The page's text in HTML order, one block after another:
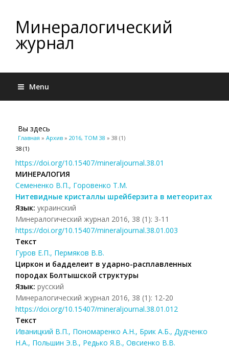
Минералогический
журнал
Menu
Вы здесь
Главная » Архив » 2016, ТОМ 38 » 38 (1)
38 (1)
https://doi.org/10.15407/mineraljournal.38.01
МИНЕРАЛОГИЯ
Семененко В.П., Горовенко Т.М.
Нитевидные кристаллы шрейберзита в метеоритах
Язык: украинский
Минералогический журнал 2016, 38 (1): 3-11
https://doi.org/10.15407/mineraljournal.38.01.003
Текст
Гуров Е.П., Пермяков В.В.
Циркон и бадделеит в ударно-расплавленных
породах Болтышской структуры
Язык: русский
Минералогический журнал 2016, 38 (1): 12-20
https://doi.org/10.15407/mineraljournal.38.01.012
Текст
Иваницкий В.П., Пономаренко А.Н., Брик А.Б., Дудченко
Н.А., Польшин Э.В., Редько Я.В., Овсиенко В.В.